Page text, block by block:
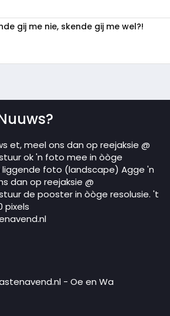
gij me nie, skende gij me wel?!
et, meel ons dan op reejaksie @
ok 'n foto mee in òòge
liggende foto (landscape) Agge 'n
dan op reejaksie @
de pooster in òòge resolusie. 't
pixels
- Oe en Wa